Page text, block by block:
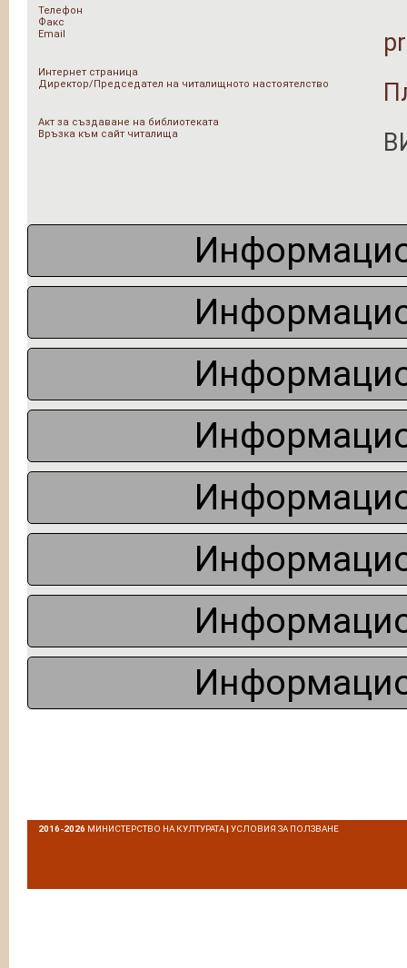
Телефон
Факс
Email
Интернет страница
Директор/Председател на читалищното настоятелство
Акт за създаване на библиотеката
Връзка към сайт читалища
2016-2026 МИНИСТЕРСТВО НА КУЛТУРАТА|УСЛОВИЯ ЗА ПОЛЗВАНЕ